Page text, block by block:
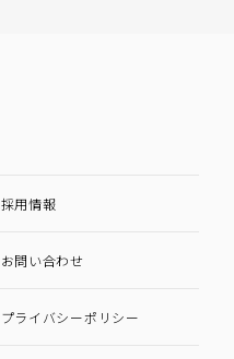
採用情報
お問い合わせ
プライバシーポリシー